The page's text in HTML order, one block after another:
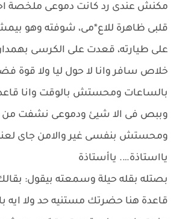
مكنش عندى رد كانت دموعى ملخصة
قلبى ظاهرة للاع*مى، شوفته وهو
على طيارته، قعدت على الكرسى
خلاص سافر وانا لا حول ليا ولا قوة
بالساعات ومحستش بالوقت وانا
وببص فى الا شيئ ودموعى نشفت من
ومحستش بنفسى غير والامن جاى
يااستاذة…. ياأستاذة
بصتله بقله حيلة وسمعته بيقول:
قاعدة هنا حضرتك مستنيه حد ولا ايه